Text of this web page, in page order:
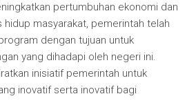
pertumbuhan ekonomi dan
hidup masyarakat, pemerintah telah
dengan tujuan untuk
yang dihadapi oleh negeri ini.
inisiatif pemerintah untuk
inovatif serta inovatif bagi